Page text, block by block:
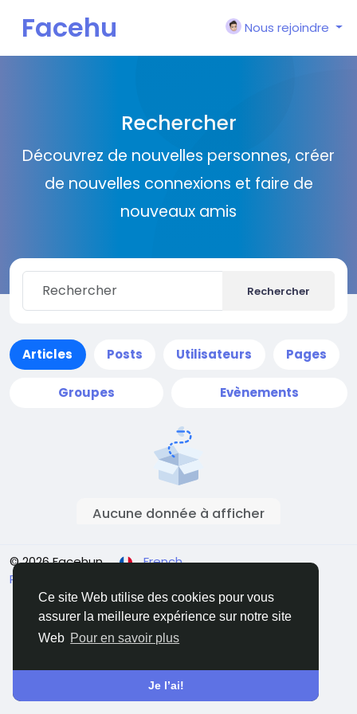
Ce site Web utilise des cookies pour vous
assurer la meilleure expérience sur notre site
Web Pour en savoir plus
Je l’ai!
Facehu
Nous rejoindre
Rechercher
Découvrez de nouvelles personnes, créer
de nouvelles connexions et faire de
nouveaux amis
Rechercher
Articles Posts Utilisateurs Pages
Groupes Evènements
Aucune donnée à afficher
© 2026 Facehun
French
Rólunk
Contactez nous Annuaire